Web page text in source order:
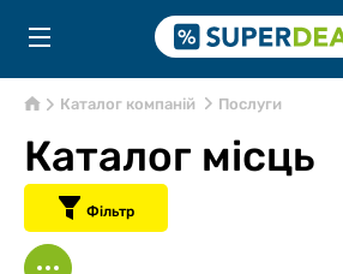
Каталог компаній Послуги
Каталог місць
Фільтр